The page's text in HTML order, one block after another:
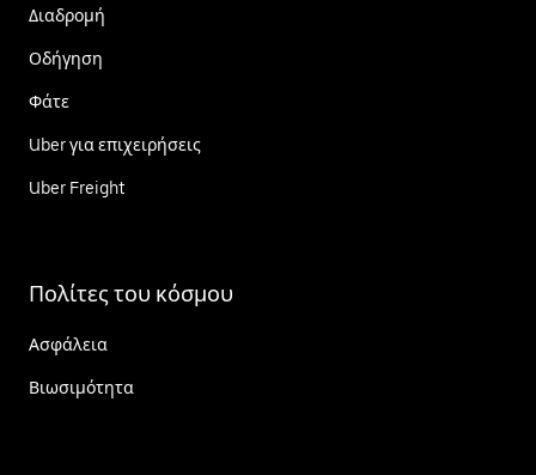
Διαδρομή
Οδήγηση
Φάτε
Uber για επιχειρήσεις
Uber Freight
Πολίτες του κόσμου
Ασφάλεια
Βιωσιμότητα